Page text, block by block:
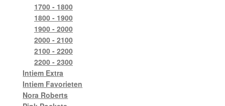
1700 - 1800
1800 - 1900
1900 - 2000
2000 - 2100
2100 - 2200
2200 - 2300
Intiem Extra
Intiem Favorieten
Nora Roberts